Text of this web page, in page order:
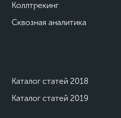
Коллтрекинг
Сквозная аналитика
Каталог статей 2018
Каталог статей 2019